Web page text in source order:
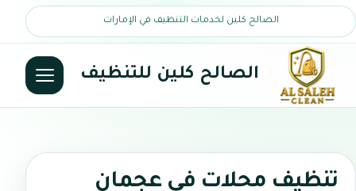
الصالح كلين لخدمات التنظيف في الإمارات
الصالح كلين للتنظيف
تنظيف محلات في عجمان